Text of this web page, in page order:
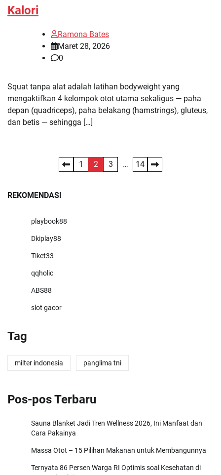
Kalori
Ramona Bates
Maret 28, 2026
0
Squat tanpa alat adalah latihan bodyweight yang
mengaktifkan 4 kelompok otot utama sekaligus — paha
depan (quadriceps), paha belakang (hamstrings), gluteus,
dan betis — sehingga […]
1 2 3 … 14
REKOMENDASI
playbook88
Dkiplay88
Tiket33
qqholic
ABS88
slot gacor
Tag
milter indonesia panglima tni
Pos-pos Terbaru
Sauna Blanket Jadi Tren Wellness 2026, Ini Manfaat dan
Cara Pakainya
Massa Otot – 15 Pilihan Makanan untuk Membangunnya
Ternyata 86 Persen Warga RI Optimis soal Kesehatan di